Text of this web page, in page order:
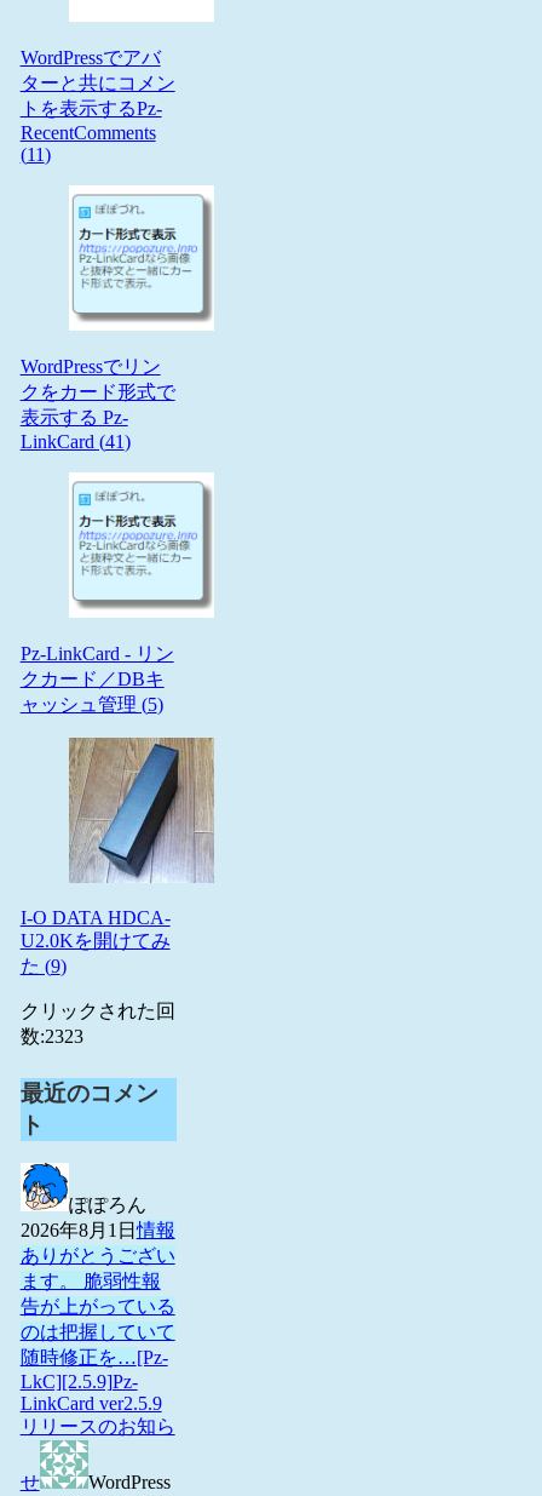
WordPressでアバ
ターと共にコメン
トを表示するPz-
RecentComments
(11)
WordPressでリン
クをカード形式で
表示する Pz-
LinkCard (41)
Pz-LinkCard - リン
クカード／DBキ
ャッシュ管理 (5)
I-O DATA HDCA-
U2.0Kを開けてみ
た (9)
クリックされた回
数:2323
最近のコメン
ト
ぽぽろん
2026年8月1日情報
ありがとうござい
ます。 脆弱性報
告が上がっている
のは把握していて
随時修正を…[Pz-
LkC][2.5.9]Pz-
LinkCard ver2.5.9
リリースのお知ら
せ
WordPress